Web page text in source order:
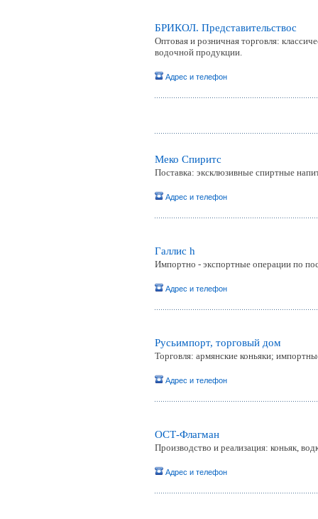
БРИКОЛ. Представительствоc
Оптовая и розничная торговля:
водочной продукции.
Адрес и телефон
Меко Спиритс
Поставка: эксклюзивные спиртные
Адрес и телефон
Галлис h
Импортно - экспортные операции по
Адрес и телефон
Русьимпорт, торговый дом
Торговля: армянские коньяки;
Адрес и телефон
ОСТ-Флагман
Производство и реализация: коньяк,
Адрес и телефон